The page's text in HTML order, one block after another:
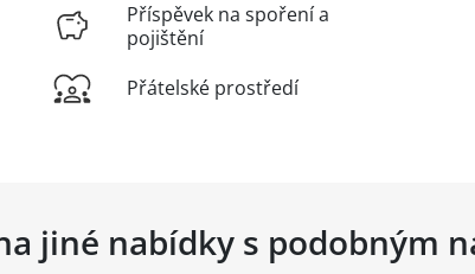
Příspěvek na spoření a
pojištění
Přátelské prostředí
jiné nabídky s podobným